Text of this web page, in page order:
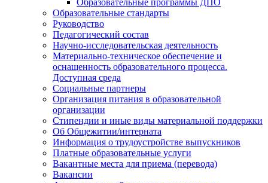
Образовательные программы ДПО
Образовательные стандарты
Руководство
Педагогический состав
Научно-исследовательская деятельность
Материально-техническое обеспечение и
оснащенность образовательного процесса.
Доступная среда
Социальные партнеры
Организация питания в образовательной
организации
Стипендии и иные виды материальной поддержки
Об Общежитии/интерната
Информация о трудоустройстве выпускников
Платные образовательные услуги
Вакантные места для приема (перевода)
Вакансии